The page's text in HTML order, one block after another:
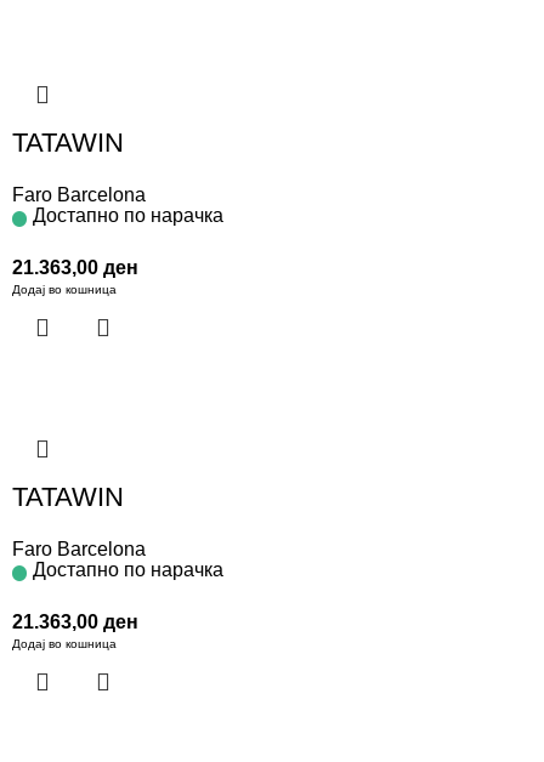
TATAWIN
Faro Barcelona
Достапно по нарачка
21.363,00 ден
Додај во кошница
TATAWIN
Faro Barcelona
Достапно по нарачка
21.363,00 ден
Додај во кошница